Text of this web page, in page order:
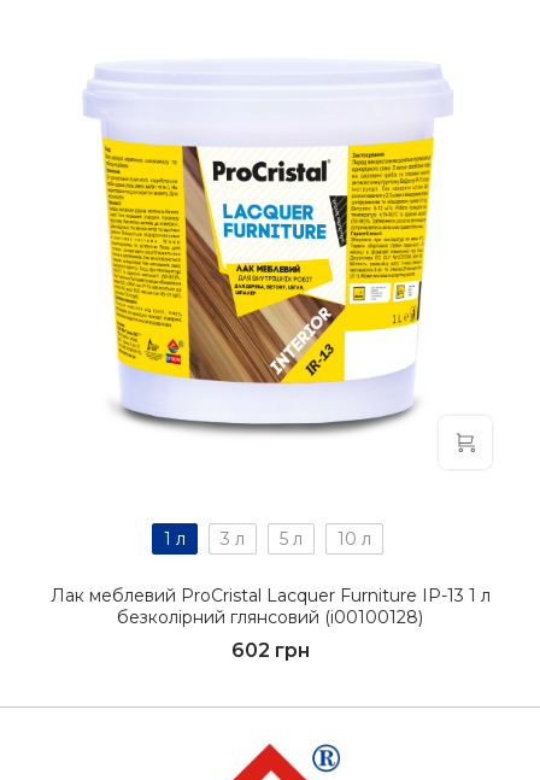
1 л 3 л 5 л 10 л
Лак меблевий ProCristal Lacquer Furniture IР-13 1 л
безколірний глянсовий (i00100128)
602 грн